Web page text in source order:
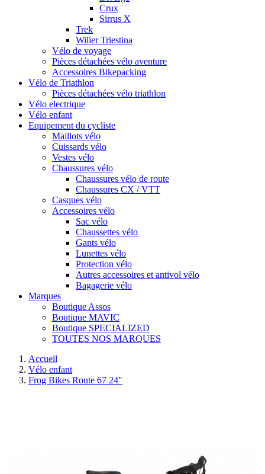
Crux
Sirrus X
Trek
Wilier Triestina
Vélo de voyage
Pièces détachées vélo aventure
Accessoires Bikepacking
Vélo de Triathlon
Pièces détachées vélo triathlon
Vélo electrique
Vélo enfant
Equipement du cycliste
Maillots vélo
Cuissards vélo
Vestes vélo
Chaussures vélo
Chaussures vélo de route
Chaussures CX / VTT
Casques vélo
Accessoires vélo
Sac vélo
Chaussettes vélo
Gants vélo
Lunettes vélo
Protection vélo
Autres accessoires et antivol vélo
Bagagerie vélo
Marques
Boutique Assos
Boutique MAVIC
Boutique SPECIALIZED
TOUTES NOS MARQUES
Accueil
Vélo enfant
Frog Bikes Route 67 24"